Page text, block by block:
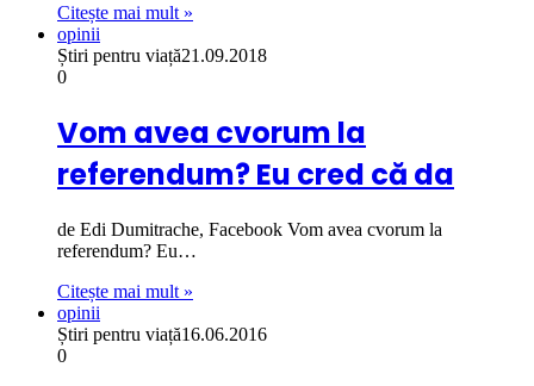
Citește mai mult »
opinii
Știri pentru viață21.09.2018
0
Vom avea cvorum la
referendum? Eu cred că da
de Edi Dumitrache, Facebook Vom avea cvorum la
referendum? Eu…
Citește mai mult »
opinii
Știri pentru viață16.06.2016
0